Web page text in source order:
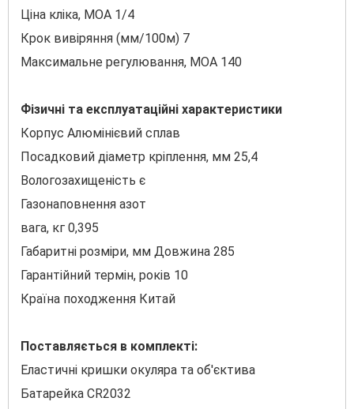
Ціна кліка, МОА 1/4
Крок вивіряння (мм/100м) 7
Максимальне регулювання, MOA 140
Фізичні та експлуатаційні характеристики
Корпус Алюмінієвий сплав
Посадковий діаметр кріплення, мм 25,4
Вологозахищеність є
Газонаповнення азот
вага, кг 0,395
Габаритні розміри, мм Довжина 285
Гарантійний термін, років 10
Країна походження Китай
Поставляється в комплекті:
Еластичні кришки окуляра та об'єктива
Батарейка CR2032